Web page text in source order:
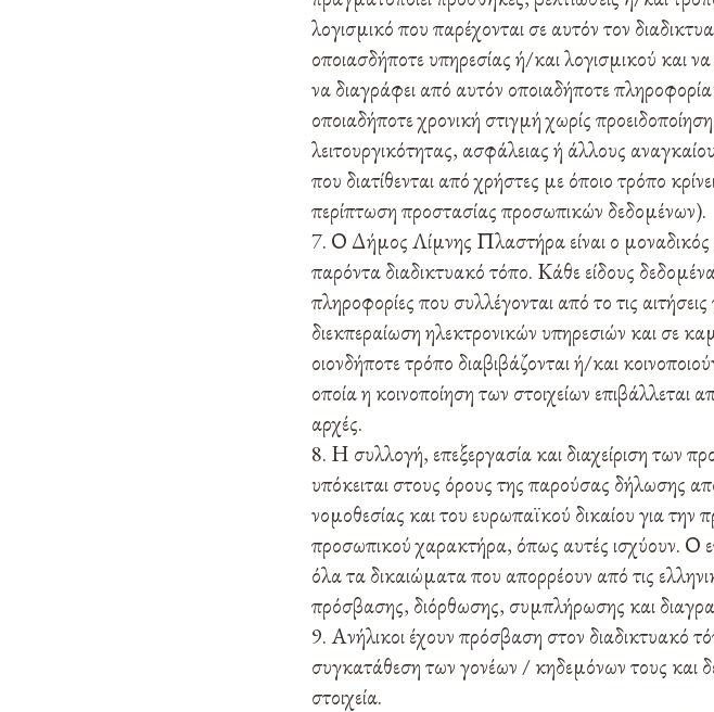
λογισμικό που παρέχονται σε αυτόν τον
οποιασδήποτε υπηρεσίας ή/και λογισμικού και
να διαγράφει από αυτόν οποιαδήποτε
οποιαδήποτε χρονική στιγμή χωρίς
λειτουργικότητας, ασφάλειας ή άλλους
που διατίθενται από χρήστες με όποιο τρόπο
περίπτωση προστασίας προσωπικών δεδομένων).
Ο Δήμος Λίμνης Πλαστήρα είναι ο μοναδικός
παρόντα διαδικτυακό τόπο. Κάθε είδους
πληροφορίες που συλλέγονται από το τις
διεκπεραίωση ηλεκτρονικών υπηρεσιών και σε
οιονδήποτε τρόπο διαβιβάζονται ή/και
οποία η κοινοποίηση των στοιχείων επιβάλλεται
αρχές.
Η συλλογή, επεξεργασία και διαχείριση των
υπόκειται στους όρους της παρούσας δήλωσης
νομοθεσίας και του ευρωπαϊκού δικαίου για
προσωπικού χαρακτήρα, όπως αυτές ισχύουν. Ο
όλα τα δικαιώματα που απορρέουν από τις
πρόσβασης, διόρθωσης, συμπλήρωσης και
Ανήλικοι έχουν πρόσβαση στον διαδικτυακό
συγκατάθεση των γονέων / κηδεμόνων τους και
στοιχεία.